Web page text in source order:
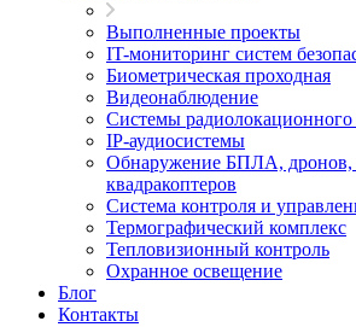
Выполненные проекты
IT-мониторинг систем
Биометрическая проходная
Видеонаблюдение
Системы
IP-аудиосистемы
Обнаружение БПЛА,
квадракоптеров
Система контроля и
Термографический комплекс
Тепловизионный контроль
Охранное освещение
Блог
Контакты